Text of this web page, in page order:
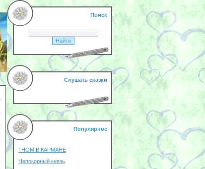
Поиск
Слушать сказки
Популярное
ГНОМ В КАРМАНЕ
Непокорный князь